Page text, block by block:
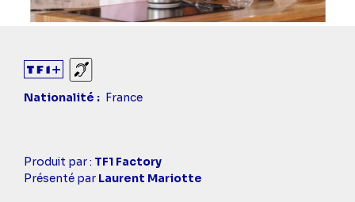
Sourds et malentendants
Nationalité
France
Casting
simba
Produit par : TF1 Factory
Présenté par Laurent Mariotte